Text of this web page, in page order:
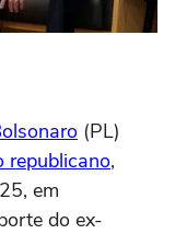
(PL)
republicano,
em
do ex-